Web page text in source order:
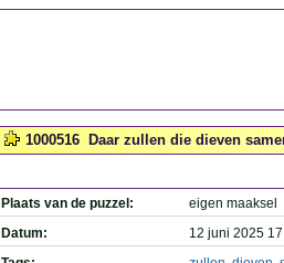
1000516 Daar zullen die dieven
Plaats van de puzzel:
eigen maaksel
Datum:
12 juni 2025